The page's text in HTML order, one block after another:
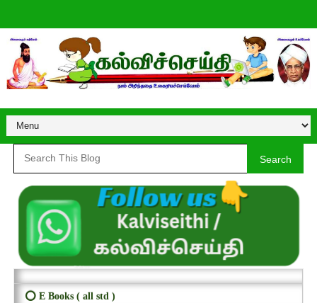
Search
⭕ E Books ( all std )